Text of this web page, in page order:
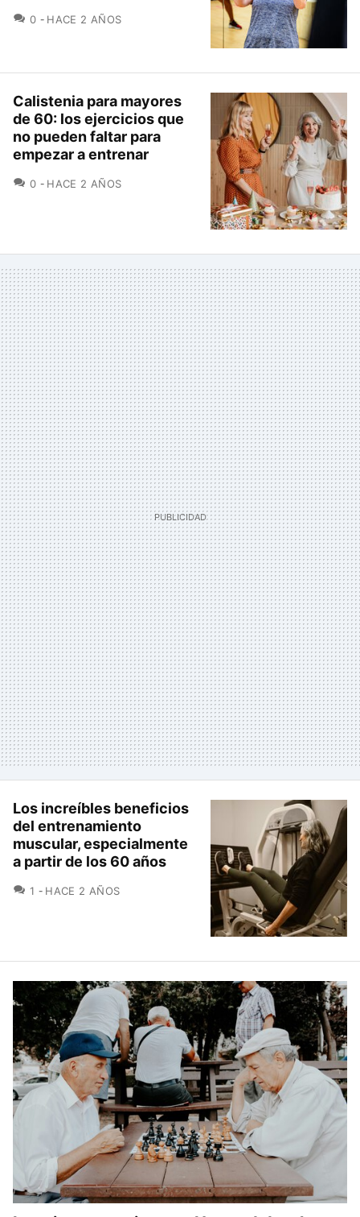
0 COMENTARIOS
HACE 2 AÑOS
Calistenia para mayores
de 60: los ejercicios que
no pueden faltar para
empezar a entrenar
0 COMENTARIOS
HACE 2 AÑOS
Los increíbles beneficios
del entrenamiento
muscular, especialmente
a partir de los 60 años
1 COMENTARIOS
HACE 2 AÑOS